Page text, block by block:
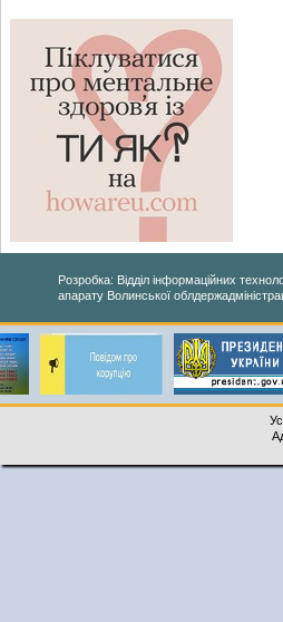
Розробка: Відділ інформаційних
апарату Волинської